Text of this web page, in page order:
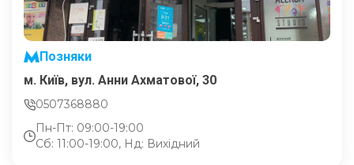
Позняки
м. Київ, вул. Анни Ахматової, 30
0507368880
Пн-Пт: 09:00-19:00
Сб: 11:00-19:00, Нд: Вихідний